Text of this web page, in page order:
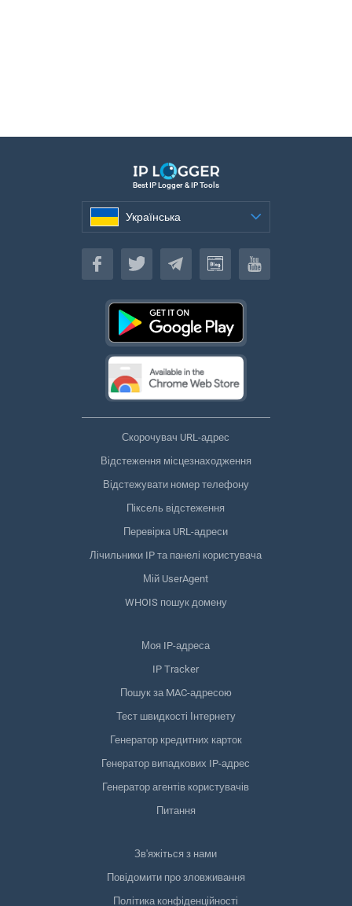
Best IP Logger & IP Tools
Українська
Українська
Скорочувач URL-адрес
Відстеження місцезнаходження
Відстежувати номер телефону
Піксель відстеження
Перевірка URL-адреси
Лічильники IP та панелі користувача
Мій UserAgent
WHOIS пошук домену
Моя IP-адреса
IP Tracker
Пошук за MAC-адресою
Тест швидкості Інтернету
Генератор кредитних карток
Генератор випадкових IP-адрес
Генератор агентів користувачів
Питання
Зв'яжіться з нами
Повідомити про зловживання
Політика конфіденційності